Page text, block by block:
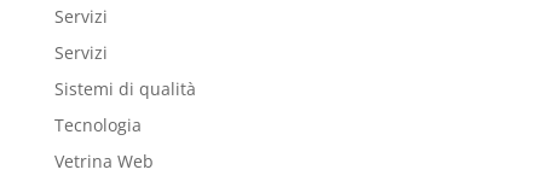
Servizi
Servizi
Sistemi di qualità
Tecnologia
Vetrina Web